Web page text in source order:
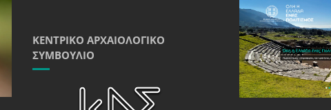
ΚΕΝΤΡΙΚΌ ΑΡΧΑΙΟΛΟΓΙΚΌ
ΣΥΜΒΟΎΛΙΟ